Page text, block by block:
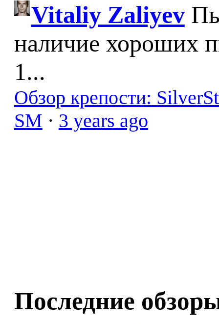
Vitaliy Zaliyev
наличие хороших
1...
Обзор крепости:
SM · 3 years ago
Последние